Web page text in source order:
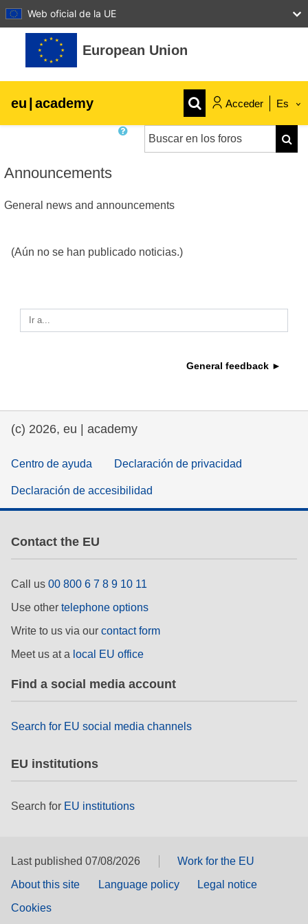
Web oficial de la UE
Salta al contenido principal
European Union
eu | academy Acceder Es
agricultura y desarrollo rural
niños y jóvenes
desarrollo de zonas urbanas y regionales
educación y desarrollo de capacidades
energía, cambio climático y medio
empleo, comercio y economía
cadena y seguridad alimenticias
fragilidad, situaciones de crisis y
género, desigualdad e inclusión
lenguas y cultura
justicia, derechos humanos y
fundamentales, y democracia
Announcements
General news and announcements
(Aún no se han publicado noticias.)
Ir a...
General feedback ►
(c) 2026, eu | academy
Centro de ayuda Declaración de privacidad
Declaración de accesibilidad
Contact the EU
Call us 00 800 6 7 8 9 10 11
Use other telephone options
Write to us via our contact form
Meet us at a local EU office
Find a social media account
Search for EU social media channels
EU institutions
Search for EU institutions
Last published 07/08/2026
Work for the EU
About this site
Language policy
Legal notice
Cookies